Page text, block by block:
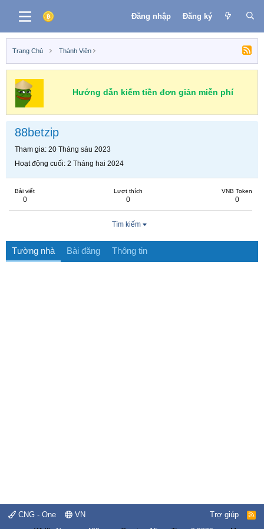
Đăng nhập Đăng ký
Trang Chủ Thành Viên
Hướng dẫn kiếm tiền đơn giản miễn phí
88betzip
Tham gia 20 Tháng sáu 2023
Hoạt động cuối 2 Tháng hai 2024
Bài viết
0
Lượt thích
0
VNB Token
0
Tìm kiếm
Tường nhà Bài đăng Thông tin
CNG - One VN Trợ giúp
R